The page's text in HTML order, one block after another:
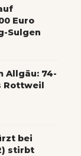
Euro
Sulgen
Allgäu: 74-
Rottweil
bei
stirbt